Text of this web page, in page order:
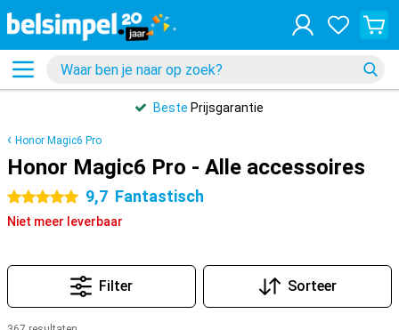
Beste Prijsgarantie
Honor Magic6 Pro
Honor Magic6 Pro - Alle accessoires
5 sterren 9,7 Fantastisch
Niet meer leverbaar
Filter Sorteer